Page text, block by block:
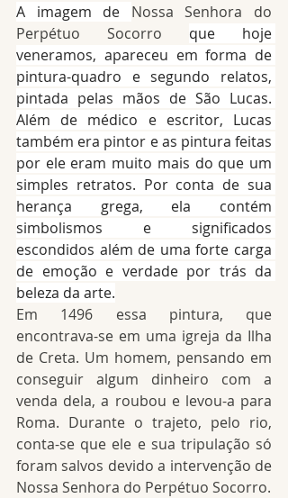
A imagem de Nossa Senhora do
Perpétuo Socorro que hoje
veneramos, apareceu em forma de
pintura-quadro e segundo relatos,
pintada pelas mãos de São Lucas.
Além de médico e escritor, Lucas
também era pintor e as pintura feitas
por ele eram muito mais do que um
simples retratos. Por conta de sua
herança grega, ela contém
simbolismos e significados
escondidos além de uma forte carga
de emoção e verdade por trás da
beleza da arte.
Em 1496 essa pintura, que
encontrava-se em uma igreja da Ilha
de Creta. Um homem, pensando em
conseguir algum dinheiro com a
venda dela, a roubou e levou-a para
Roma. Durante o trajeto, pelo rio,
conta-se que ele e sua tripulação só
foram salvos devido a intervenção de
Nossa Senhora do Perpétuo Socorro.